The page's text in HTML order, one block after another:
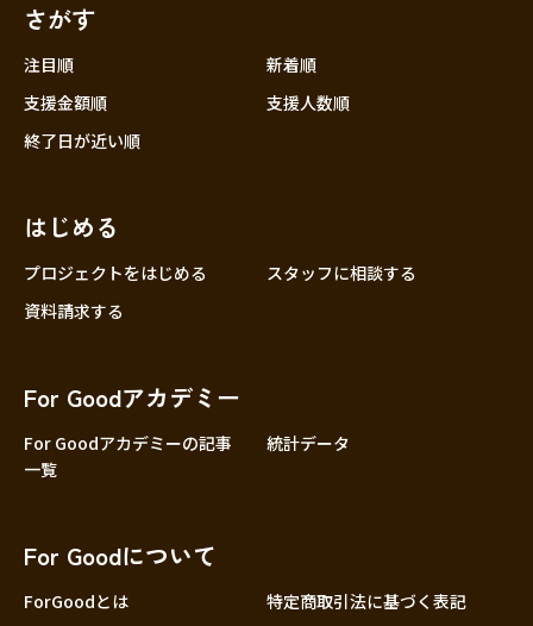
さがす
注目順
新着順
支援金額順
支援人数順
終了日が近い順
はじめる
プロジェクトをはじめる
スタッフに相談する
資料請求する
For Goodアカデミー
For Goodアカデミーの記事
一覧
統計データ
For Goodについて
ForGoodとは
特定商取引法に基づく表記